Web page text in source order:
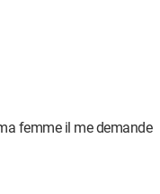
femme il me demande